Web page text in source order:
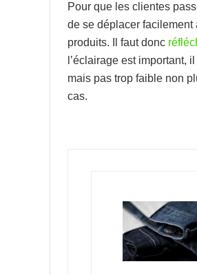
Pour que les clientes
de se déplacer
produits. Il faut donc
l’éclairage est important,
mais pas trop faible non
cas.